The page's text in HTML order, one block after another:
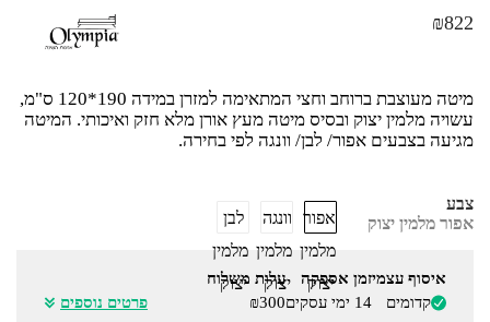
₪822
מיטה מעוצבת ברוחב וחצי המתאימה למזרן במידה 190*120 ס"מ,
עשויה מלמין יצוק ובסיס מיטה מעץ אורן מלא חזק ואיכותי. המיטה
מגיעה בצבעים אפור/ לבן/ וונגה לפי בחירה.
צבע
אפור מלמין יצוק
אפור
מלמין
יצוק
וונגה
מלמין
יצוק
לבן
מלמין
יצוק
איסוף עצמי
קדומים
זמן אספקה
14 ימי עסקים
עלות משלוח
₪300
פרטים נוספים